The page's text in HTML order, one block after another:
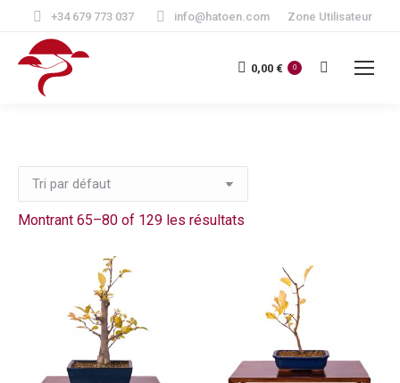
+34 679 773 037 info@hatoen.com Zone Utilisateur
0,00 € 0
Recherche
Montrant 65–80 of 129 les résultats